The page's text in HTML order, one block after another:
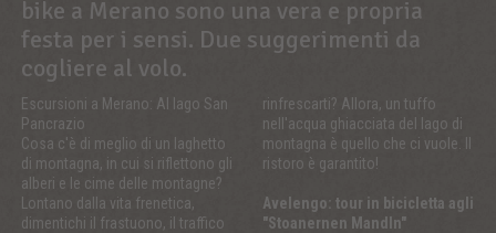
bike a Merano sono una vera e propria
festa per i sensi. Due suggerimenti da
cogliere al volo.
Escursioni a Merano: Al lago San
Pancrazio
Cosa c'è di meglio di un laghetto
di montagna, in cui si riflettono gli
alberi e le cime delle montagne?
Lontano dalla vita frenetica,
dimentichi il frastuono, il traffico
rinfrescarti? Allora, un tuffo
nell'acqua ghiacciata del lago di
montagna è quello che ci vuole. Il
ristoro è garantito!
Avelengo: tour in bicicletta agli
"Stoanernen Mandln"